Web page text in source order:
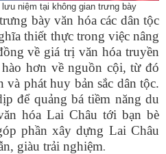
niệm tại không gian trưng bày
bày văn hóa các dân tộc
thiết thực trong việc nâng
về giá trị văn hóa truyền
hơn về nguồn cội, từ đó
phát huy bản sắc dân tộc.
để quảng bá tiềm năng du
hóa Lai Châu tới bạn bè
phần xây dựng Lai Châu
giàu trải nghiệm.
định nguyên tắc, tiêu chí, định
ương và tỷ lệ vốn đối ứng
hiện Chương trình mục tiêu
giai đoạn 2025-2035 trên địa